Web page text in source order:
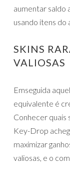
aumentar saldo
usando itens do
SKINS
VALIOSAS
Emseguida
equivalente é
Conhecer quais
Key-Drop
maximizar
valiosas, e o